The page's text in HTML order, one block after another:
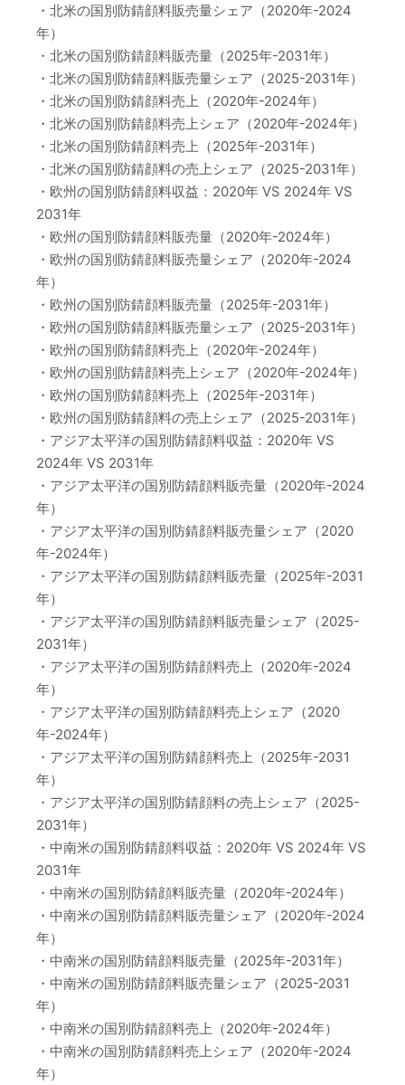
・北米の国別防錆顔料販売量シェア（2020年-2024
年）
・北米の国別防錆顔料販売量（2025年-2031年）
・北米の国別防錆顔料販売量シェア（2025-2031年）
・北米の国別防錆顔料売上（2020年-2024年）
・北米の国別防錆顔料売上シェア（2020年-2024年）
・北米の国別防錆顔料売上（2025年-2031年）
・北米の国別防錆顔料の売上シェア（2025-2031年）
・欧州の国別防錆顔料収益：2020年 VS 2024年 VS
2031年
・欧州の国別防錆顔料販売量（2020年-2024年）
・欧州の国別防錆顔料販売量シェア（2020年-2024
年）
・欧州の国別防錆顔料販売量（2025年-2031年）
・欧州の国別防錆顔料販売量シェア（2025-2031年）
・欧州の国別防錆顔料売上（2020年-2024年）
・欧州の国別防錆顔料売上シェア（2020年-2024年）
・欧州の国別防錆顔料売上（2025年-2031年）
・欧州の国別防錆顔料の売上シェア（2025-2031年）
・アジア太平洋の国別防錆顔料収益：2020年 VS
2024年 VS 2031年
・アジア太平洋の国別防錆顔料販売量（2020年-2024
年）
・アジア太平洋の国別防錆顔料販売量シェア（2020
年-2024年）
・アジア太平洋の国別防錆顔料販売量（2025年-2031
年）
・アジア太平洋の国別防錆顔料販売量シェア（2025-
2031年）
・アジア太平洋の国別防錆顔料売上（2020年-2024
年）
・アジア太平洋の国別防錆顔料売上シェア（2020
年-2024年）
・アジア太平洋の国別防錆顔料売上（2025年-2031
年）
・アジア太平洋の国別防錆顔料の売上シェア（2025-
2031年）
・中南米の国別防錆顔料収益：2020年 VS 2024年 VS
2031年
・中南米の国別防錆顔料販売量（2020年-2024年）
・中南米の国別防錆顔料販売量シェア（2020年-2024
年）
・中南米の国別防錆顔料販売量（2025年-2031年）
・中南米の国別防錆顔料販売量シェア（2025-2031
年）
・中南米の国別防錆顔料売上（2020年-2024年）
・中南米の国別防錆顔料売上シェア（2020年-2024
年）